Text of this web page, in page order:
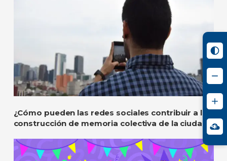
¿Cómo pueden las redes sociales contribuir a la
construcción de memoria colectiva de la ciudad?